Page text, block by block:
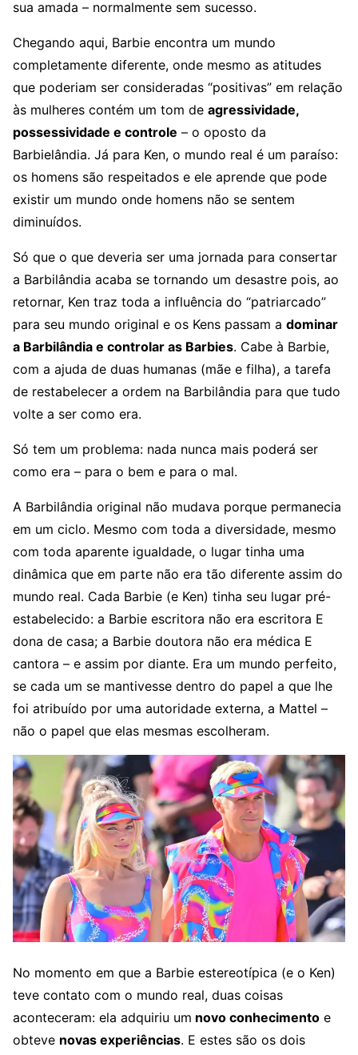
sua amada – normalmente sem sucesso.
Chegando aqui, Barbie encontra um mundo
completamente diferente, onde mesmo as atitudes
que poderiam ser consideradas “positivas” em relação
às mulheres contém um tom de agressividade,
possessividade e controle – o oposto da
Barbielândia. Já para Ken, o mundo real é um paraíso:
os homens são respeitados e ele aprende que pode
existir um mundo onde homens não se sentem
diminuídos.
Só que o que deveria ser uma jornada para consertar
a Barbilândia acaba se tornando um desastre pois, ao
retornar, Ken traz toda a influência do “patriarcado”
para seu mundo original e os Kens passam a dominar
a Barbilândia e controlar as Barbies. Cabe à Barbie,
com a ajuda de duas humanas (mãe e filha), a tarefa
de restabelecer a ordem na Barbilândia para que tudo
volte a ser como era.
Só tem um problema: nada nunca mais poderá ser
como era – para o bem e para o mal.
A Barbilândia original não mudava porque permanecia
em um ciclo. Mesmo com toda a diversidade, mesmo
com toda aparente igualdade, o lugar tinha uma
dinâmica que em parte não era tão diferente assim do
mundo real. Cada Barbie (e Ken) tinha seu lugar pré-
estabelecido: a Barbie escritora não era escritora E
dona de casa; a Barbie doutora não era médica E
cantora – e assim por diante. Era um mundo perfeito,
se cada um se mantivesse dentro do papel a que lhe
foi atribuído por uma autoridade externa, a Mattel –
não o papel que elas mesmas escolheram.
No momento em que a Barbie estereotípica (e o Ken)
teve contato com o mundo real, duas coisas
aconteceram: ela adquiriu um novo conhecimento e
obteve novas experiências. E estes são os dois